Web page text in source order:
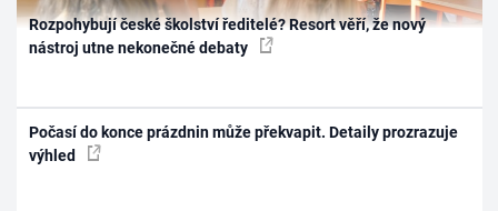
Rozpohybují české školství ředitelé? Resort věří, že nový
nástroj utne nekonečné debaty
Počasí do konce prázdnin může překvapit. Detaily prozrazuje
výhled